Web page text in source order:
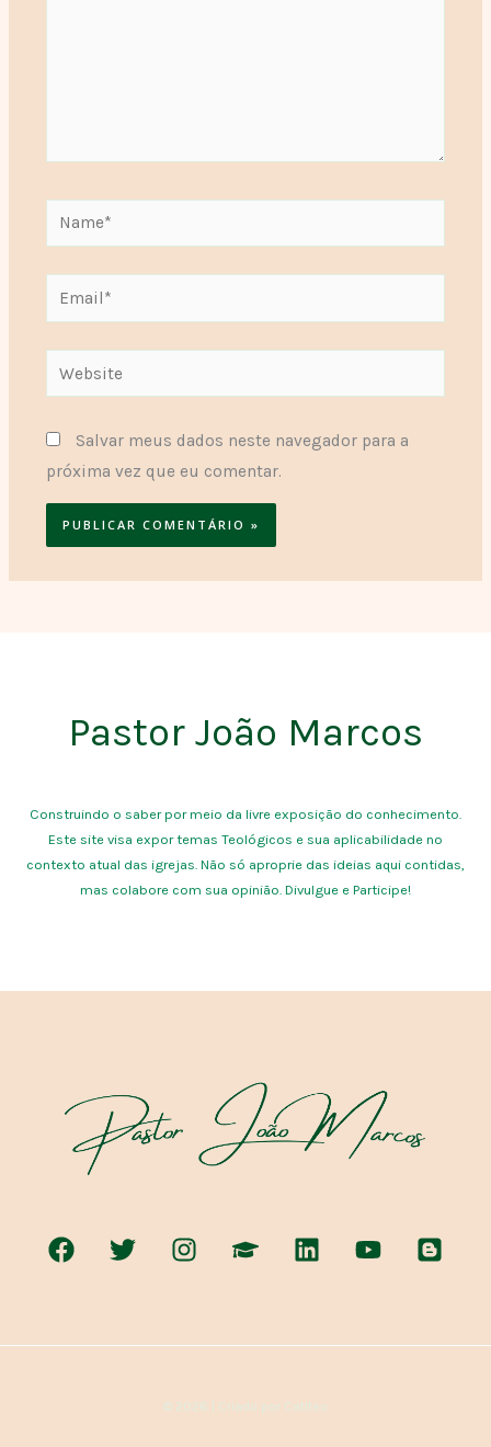
Name*
Email*
Website
Salvar meus dados neste navegador para a
próxima vez que eu comentar.
Pastor João Marcos
Construindo o saber por meio da livre exposição do conhecimento.
Este site visa expor temas Teológicos e sua aplicabilidade no
contexto atual das igrejas. Não só aproprie das ideias aqui contidas,
mas colabore com sua opinião. Divulgue e Participe!